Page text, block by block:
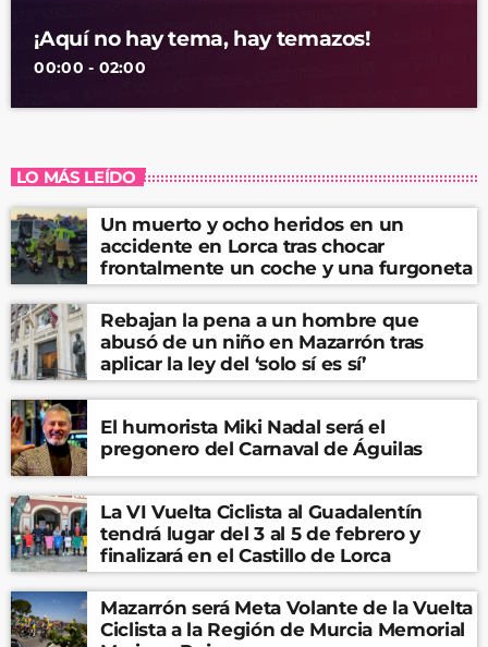
¡Aquí no hay tema, hay temazos!
00:00 - 02:00
LO MÁS LEÍDO
Un muerto y ocho heridos en un
accidente en Lorca tras chocar
frontalmente un coche y una furgoneta
Rebajan la pena a un hombre que
abusó de un niño en Mazarrón tras
aplicar la ley del ‘solo sí es sí’
El humorista Miki Nadal será el
pregonero del Carnaval de Águilas
La VI Vuelta Ciclista al Guadalentín
tendrá lugar del 3 al 5 de febrero y
finalizará en el Castillo de Lorca
Mazarrón será Meta Volante de la Vuelta
Ciclista a la Región de Murcia Memorial